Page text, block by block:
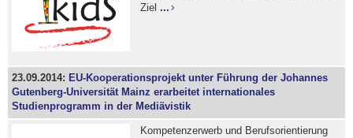
Ziel ...
23.09.2014: EU-Kooperationsprojekt unter Führung der Johannes
Gutenberg-Universität Mainz erarbeitet internationales
Studienprogramm in der Mediävistik
Kompetenzerwerb und Berufsorientierung